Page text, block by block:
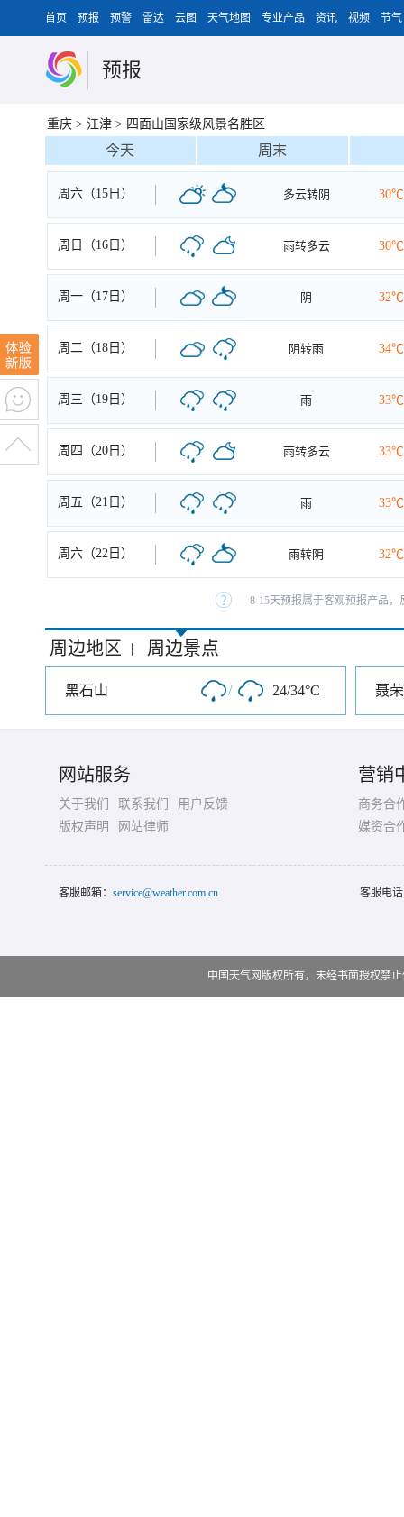
首页 预报 预警 雷达 云图 天气地图 专业产品 资讯 视频 节气
预报
重庆 > 江津 > 四面山国家级风景名胜区
今天 周末
周六（15日） 多云转阴 30℃
周日（16日） 雨转多云 30℃
周一（17日） 阴 32℃
周二（18日） 阴转雨 34℃
周三（19日） 雨 33℃
周四（20日） 雨转多云 33℃
周五（21日） 雨 33℃
周六（22日） 雨转阴 32℃
8-15天预报属于客观预报产品
周边地区 | 周边景点
黑石山 / 24/34°C 聂
网站服务
关于我们 联系我们
用户反馈
版权声明
网站律师
营销
商务合
媒资合
客服邮箱： service@weather.com.cn 客服电
中国天气网版权所有，未经书面授权